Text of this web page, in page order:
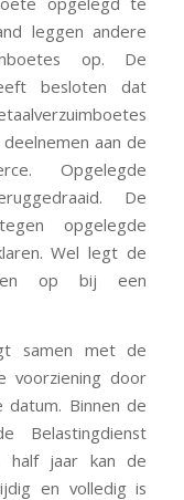
leggen andere
op. De
besloten dat
aan de
Opgelegde
De
opgelegde
Wel legt de
op bij een
samen met de
voorziening door
Binnen de
Belastingdienst
half jaar kan de
en volledig is